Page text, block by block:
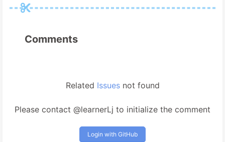
Comments
Related Issuesnot found
Please contact @learnerLj to initialize the comment
Login with GitHub